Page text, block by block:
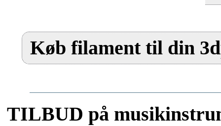
Køb filament til din
TILBUD på